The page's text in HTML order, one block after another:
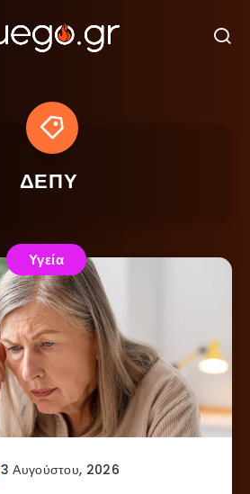
ΔΕΠΥ
Υγεία
3 Αυγούστου, 2026